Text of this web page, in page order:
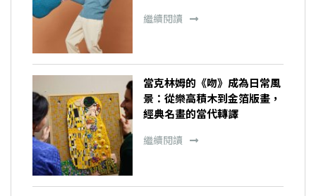
繼續閱讀
當克林姆的《吻》成為日常風
景：從樂高積木到金箔版畫，
經典名畫的當代轉譯
繼續閱讀